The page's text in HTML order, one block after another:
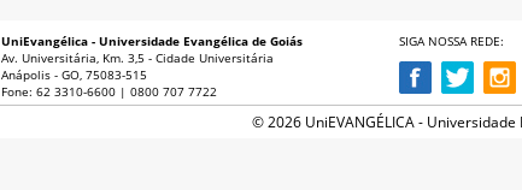
UniEvangélica - Universidade Evangélica de Goiás
Av. Universitária, Km. 3,5 - Cidade Universitária
Anápolis - GO, 75083-515
Fone: 62 3310-6600 | 0800 707 7722
SIGA NOSSA REDE:
© 2026 UniEVANGÉLICA -